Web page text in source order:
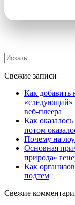
Искать...
Свежие записи
Как добавить
«следующий»
веб‑плеера
Как
потом
Почему на
Основная
природа»
Как
подтем
Свежие